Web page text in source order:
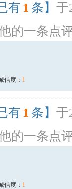
有 1 条】 于
的一条点
信度： 1
有 1 条】 于
的一条点
信度： 1